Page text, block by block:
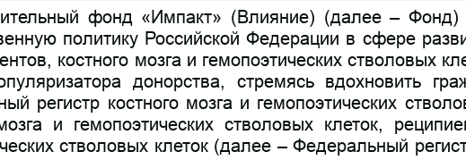
фонд «Импакт» (Влияние) (далее – Фонд)
политику Российской Федерации в сфере
костного мозга и гемопоэтических стволовых
донорства, стремясь вдохновить
регистр костного мозга и гемопоэтических
и гемопоэтических стволовых клеток,
стволовых клеток (далее – Федеральный